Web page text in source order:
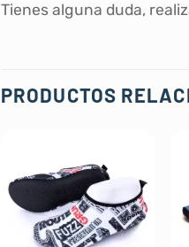
Tienes alguna duda,
PRODUCTOS